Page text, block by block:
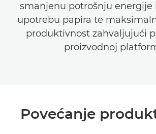
smanjenu potrošnju
upotrebu papira te
produktivnost zahvaljujući
proizvodnoj
Povećanje